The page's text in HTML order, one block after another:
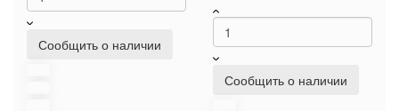
Сообщить о наличии
Сообщить о наличии